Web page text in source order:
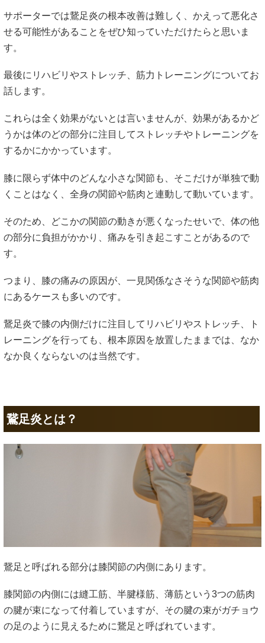
サポーターでは鵞足炎の根本改善は難しく、かえって悪化さ
せる可能性があることをぜひ知っていただけたらと思いま
す。
最後にリハビリやストレッチ、筋力トレーニングについてお
話します。
これらは全く効果がないとは言いませんが、効果があるかど
うかは体のどの部分に注目してストレッチやトレーニングを
するかにかかっています。
膝に限らず体中のどんな小さな関節も、そこだけが単独で動
くことはなく、全身の関節や筋肉と連動して動いています。
そのため、どこかの関節の動きが悪くなったせいで、体の他
の部分に負担がかかり、痛みを引き起こすことがあるので
す。
つまり、膝の痛みの原因が、一見関係なさそうな関節や筋肉
にあるケースも多いのです。
鵞足炎で膝の内側だけに注目してリハビリやストレッチ、ト
レーニングを行っても、根本原因を放置したままでは、なか
なか良くならないのは当然です。
鵞足炎とは？
鵞足と呼ばれる部分は膝関節の内側にあります。
膝関節の内側には縫工筋、半腱様筋、薄筋という3つの筋肉
の腱が束になって付着していますが、その腱の束がガチョウ
の足のように見えるために鵞足と呼ばれています。